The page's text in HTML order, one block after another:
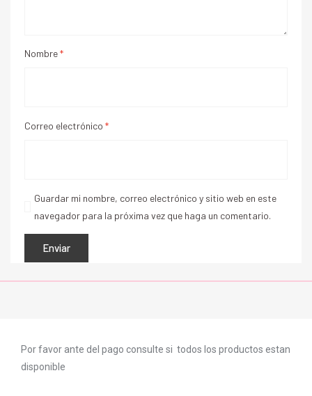
Nombre*
Correo electrónico *
Guardar mi nombre, correo electrónico y sitio web en este
navegador para la próxima vez que haga un comentario.
Por favor ante del pago consulte si todos los productos estan
disponible